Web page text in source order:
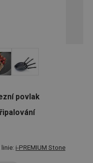
povlak
i-PREMIUM Stone